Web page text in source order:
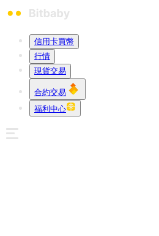
信用卡買幣
行情
現貨交易
合約交易
福利中心